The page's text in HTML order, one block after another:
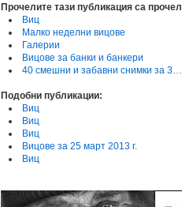
Прочелите тази публикация са
Виц
Малко неделни вицове
Галерии
Вицове за банки и банкери
40 смешни и забавни снимки за 3…
Подобни публикации:
Виц
Виц
Виц
Вицове за 25 март 2013 г.
Виц